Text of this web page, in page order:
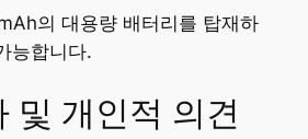
의 대용량 배터리를 탑재하
능합니다.
및 개인적 의견